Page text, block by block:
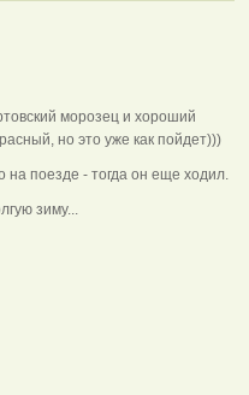
морозец и хороший
но это уже как пойдет)))
поезде - тогда он еще ходил.
зиму...